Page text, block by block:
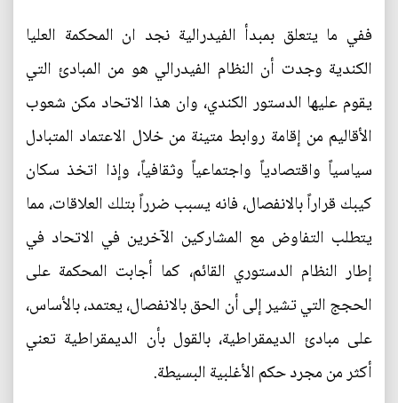
ففي ما يتعلق بمبدأ الفيدرالية نجد ان المحكمة العليا
الكندية وجدت أن النظام الفيدرالي هو من المبادئ التي
يقوم عليها الدستور الكندي، وان هذا الاتحاد مكن شعوب
الأقاليم من إقامة روابط متينة من خلال الاعتماد المتبادل
سياسياً واقتصادياً واجتماعياً وثقافياً، وإذا اتخذ سكان
كيبك قراراً بالانفصال، فانه يسبب ضرراً بتلك العلاقات، مما
يتطلب التفاوض مع المشاركين الآخرين في الاتحاد في
إطار النظام الدستوري القائم، كما أجابت المحكمة على
الحجج التي تشير إلى أن الحق بالانفصال، يعتمد، بالأساس،
على مبادئ الديمقراطية، بالقول بأن الديمقراطية تعني
أكثر من مجرد حكم الأغلبية البسيطة.